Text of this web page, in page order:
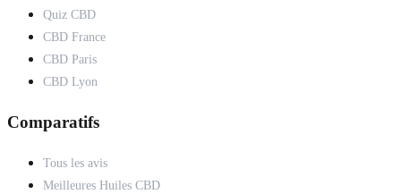
Quiz CBD
CBD France
CBD Paris
CBD Lyon
Comparatifs
Tous les avis
Meilleures Huiles CBD